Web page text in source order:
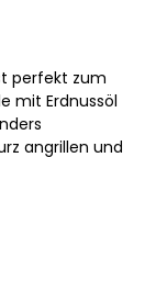
perfekt zum
mit Erdnussöl
angrillen und